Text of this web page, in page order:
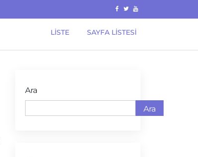
LISTE SAYFA LISTESI
Ara
Ara